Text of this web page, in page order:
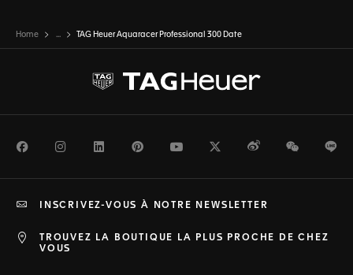
Home ... TAG Heuer Aquaracer Professional 300 Date
FacebookInstagramLinkedInPinterestYoutubeTwitterWeiboWeChat
TROUVEZ LA BOUTIQUE LA PLUS PROCHE DE CHEZ
VOUS
INSCRIVEZ-VOUS À NOTRE NEWSLETTER